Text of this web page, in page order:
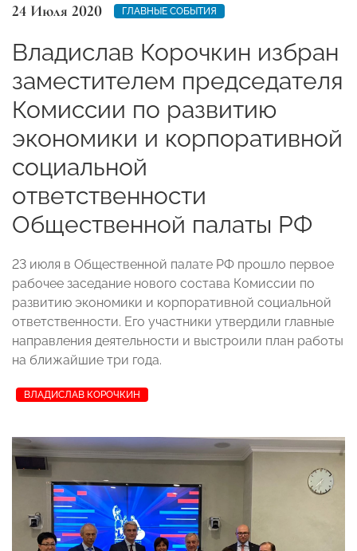
24 Июля 2020 ГЛАВНЫЕ СОБЫТИЯ
Владислав Корочкин избран
заместителем председателя
Комиссии по развитию
экономики и корпоративной
социальной
ответственности
Общественной палаты РФ
23 июля в Общественной палате РФ прошло первое
рабочее заседание нового состава Комиссии по
развитию экономики и корпоративной социальной
ответственности. Его участники утвердили главные
направления деятельности и выстроили план работы
на ближайшие три года.
ВЛАДИСЛАВ КОРОЧКИН